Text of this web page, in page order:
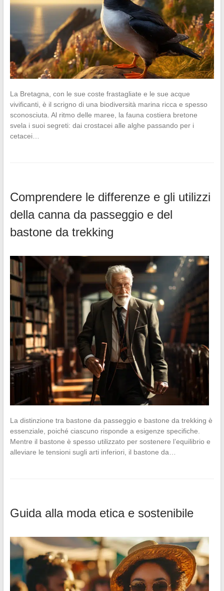
La Bretagna, con le sue coste frastagliate e le sue acque
vivificanti, è il scrigno di una biodiversità marina ricca e spesso
sconosciuta. Al ritmo delle maree, la fauna costiera bretone
svela i suoi segreti: dai crostacei alle alghe passando per i
cetacei…
Comprendere le differenze e gli utilizzi
della canna da passeggio e del
bastone da trekking
La distinzione tra bastone da passeggio e bastone da trekking è
essenziale, poiché ciascuno risponde a esigenze specifiche.
Mentre il bastone è spesso utilizzato per sostenere l’equilibrio e
alleviare le tensioni sugli arti inferiori, il bastone da…
Guida alla moda etica e sostenibile